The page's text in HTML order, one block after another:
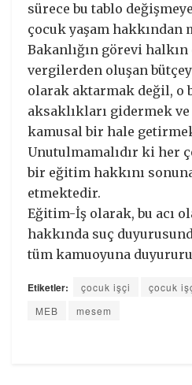
sürece bu tablo
çocuk yaşam hakkından
Bakanlığın görevi
vergilerden oluşan
olarak aktarmak değil, o
aksaklıkları gidermek
kamusal bir hale
Unutulmamalıdır ki her
bir eğitim hakkını
etmektedir.
Eğitim-İş olarak, bu acı
hakkında suç
tüm kamuoyuna
Etiketler: çocuk işçi çocuk
MEB
mesem